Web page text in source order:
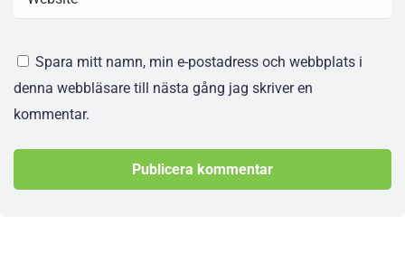
Spara mitt namn, min e-postadress och webbplats i
denna webbläsare till nästa gång jag skriver en
kommentar.